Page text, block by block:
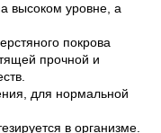
высоком уровне, а
покрова
прочной и
для нормальной
в организме.